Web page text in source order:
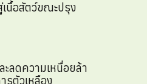
เนื้อสัตว์ขณะปรุง
ลดความเหนื่อยล้า
รตัวเหลือง